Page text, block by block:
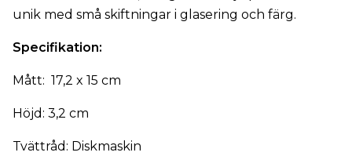
unik med små skiftningar i glasering och färg.
Specifikation:
Mått: 17,2 x 15 cm
Höjd: 3,2 cm
Tvättråd: Diskmaskin